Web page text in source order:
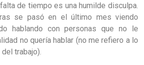
de tiempo es una humilde disculpa.
se pasó en el último mes viendo
hablando con personas que no le
no quería hablar (no me refiero a lo
trabajo).